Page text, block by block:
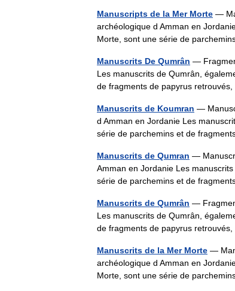
Manuscripts de la Mer Morte —
archéologique d Amman en
Morte, sont une série de
Manuscrits De Qumrân —
Les manuscrits de Qumrân,
de fragments de papyrus
Manuscrits de Koumran —
d Amman en Jordanie Les
série de parchemins et de
Manuscrits de Qumran —
Amman en Jordanie Les
série de parchemins et de
Manuscrits de Qumrân —
Les manuscrits de Qumrân,
de fragments de papyrus
Manuscrits de la Mer Morte —
archéologique d Amman en
Morte, sont une série de